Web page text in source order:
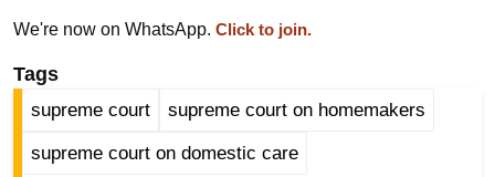
बॉ
ली
वु
हॉ
We're now on WhatsApp. Click to join.
Tags
supreme court supreme court on homemakers
supreme court on domestic care